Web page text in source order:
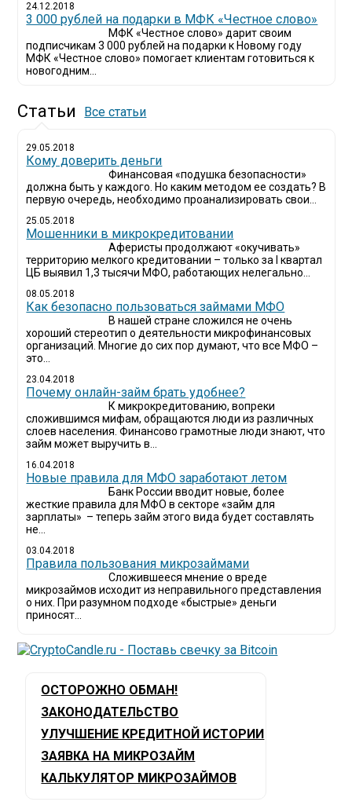
24.12.2018
3 000 рублей на подарки в МФК «Честное слово»
МФК «Честное слово» дарит своим
подписчикам 3 000 рублей на подарки к Новому году
МФК «Честное слово» помогает клиентам готовиться к
новогодним...
Статьи Все статьи
29.05.2018
Кому доверить деньги
Финансовая «подушка безопасности»
должна быть у каждого. Но каким методом ее создать? В
первую очередь, необходимо проанализировать свои...
25.05.2018
Мошенники в микрокредитовании
Аферисты продолжают «окучивать»
территорию мелкого кредитовании – только за I квартал
ЦБ выявил 1,3 тысячи МФО, работающих нелегально...
08.05.2018
Как безопасно пользоваться займами МФО
В нашей стране сложился не очень
хороший стереотип о деятельности микрофинансовых
организаций. Многие до сих пор думают, что все МФО –
это...
23.04.2018
Почему онлайн-займ брать удобнее?
К микрокредитованию, вопреки
сложившимся мифам, обращаются люди из различных
слоев населения. Финансово грамотные люди знают, что
займ может выручить в...
16.04.2018
Новые правила для МФО заработают летом
Банк России вводит новые, более
жесткие правила для МФО в секторе «займ для
зарплаты» – теперь займ этого вида будет составлять
не...
03.04.2018
​Правила пользования микрозаймами
Сложившееся мнение о вреде
микрозаймов исходит из неправильного представления
о них. При разумном подходе «быстрые» деньги
приносят...
ОСТОРОЖНО ОБМАН!
ЗАКОНОДАТЕЛЬСТВО
УЛУЧШЕНИЕ КРЕДИТНОЙ ИСТОРИИ
ЗАЯВКА НА МИКРОЗАЙМ
КАЛЬКУЛЯТОР МИКРОЗАЙМОВ